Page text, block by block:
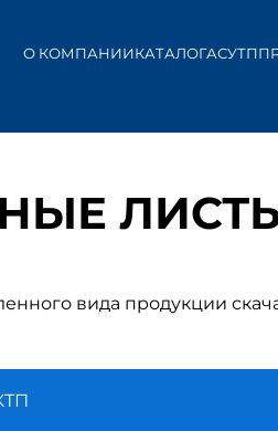
О КОМПАНИИКАТАЛОГАСУТП
вида продукции